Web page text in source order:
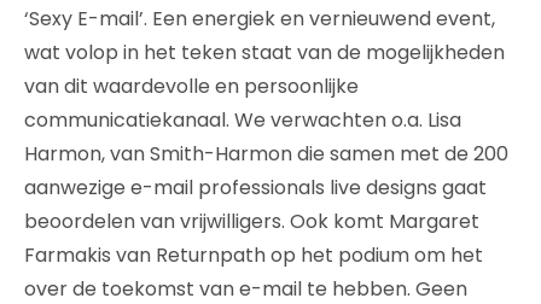
‘Sexy E-mail’. Een energiek en vernieuwend event,
wat volop in het teken staat van de mogelijkheden
van dit waardevolle en persoonlijke
communicatiekanaal. We verwachten o.a. Lisa
Harmon, van Smith-Harmon die samen met de 200
aanwezige e-mail professionals live designs gaat
beoordelen van vrijwilligers. Ook komt Margaret
Farmakis van Returnpath op het podium om het
over de toekomst van e-mail te hebben. Geen